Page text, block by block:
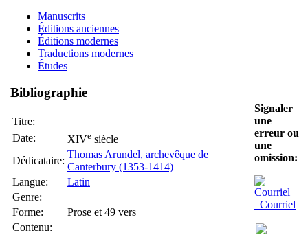
Manuscrits
Éditions anciennes
Éditions modernes
Traductions modernes
Études
Bibliographie
Titre:
Date:
XIVe siècle
Dédicataire:
Thomas Arundel, archevêque de
Canterbury (1353-1414)
Langue:
Latin
Genre:
Forme:
Prose et 49 vers
Contenu:
Signaler
une
erreur ou
une
omission:
Courriel